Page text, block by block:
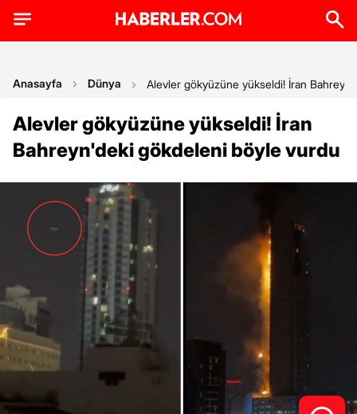
Anasayfa Dünya Alevler gökyüzüne yükseldi! İran
Alevler gökyüzüne yükseldi! İran
Bahreyn'deki gökdeleni böyle vurdu